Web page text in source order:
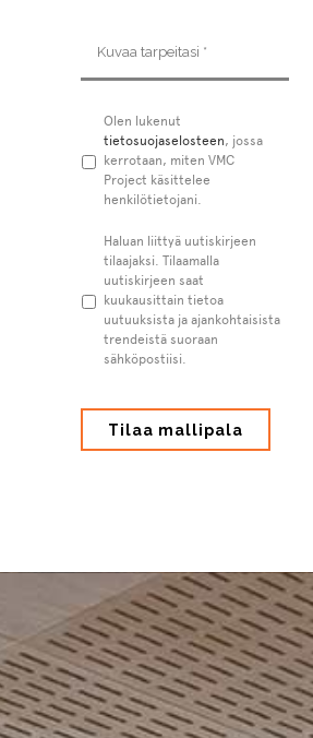
tarpeitasi *
Tietosuojaseloste
Olen lukenut
tietosuojaselosteen, jossa
kerrotaan, miten VMC
Project käsittelee
henkilötietojani.
Uutiskirje
Haluan liittyä uutiskirjeen
tilaajaksi. Tilaamalla
uutiskirjeen saat
kuukausittain tietoa
uutuuksista ja ajankohtaisista
trendeistä suoraan
sähköpostiisi.